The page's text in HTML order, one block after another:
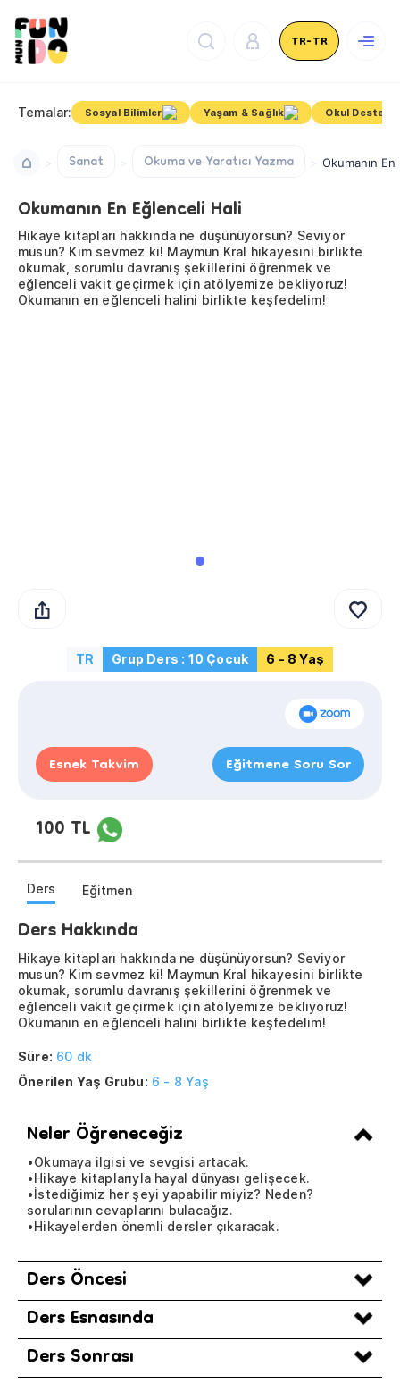
TR-TR
Temalar: Sosyal Bilimler Yaşam & Sağlık Okul Destek
Sanat Okuma ve Yaratıcı Yazma Okumanın
Okumanın En Eğlenceli Hali
Hikaye kitapları hakkında ne düşünüyorsun? Seviyor
musun? Kim sevmez ki! Maymun Kral hikayesini birlikte
okumak, sorumlu davranış şekillerini öğrenmek ve
eğlenceli vakit geçirmek için atölyemize bekliyoruz!
Okumanın en eğlenceli halini birlikte keşfedelim!
TR Grup Ders : 10 Çocuk 6 - 8 Yaş
Esnek Takvim Eğitmene Soru Sor
100 TL
Ders Eğitmen
Ders Hakkında
Hikaye kitapları hakkında ne düşünüyorsun? Seviyor
musun? Kim sevmez ki! Maymun Kral hikayesini birlikte
okumak, sorumlu davranış şekillerini öğrenmek ve
eğlenceli vakit geçirmek için atölyemize bekliyoruz!
Okumanın en eğlenceli halini birlikte keşfedelim!
Süre: 60 dk
Önerilen Yaş Grubu: 6 - 8 Yaş
Neler Öğreneceğiz
•Okumaya ilgisi ve sevgisi artacak.
•Hikaye kitaplarıyla hayal dünyası gelişecek.
•İstediğimiz her şeyi yapabilir miyiz? Neden?
sorularının cevaplarını bulacağız.
•Hikayelerden önemli dersler çıkaracak.
Ders Öncesi
Ders Esnasında
Ders Sonrası